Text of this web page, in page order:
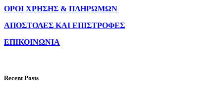
ΟΡΟΙ ΧΡΗΣΗΣ & ΠΛΗΡΩΜΩΝ
ΑΠΟΣΤΟΛΕΣ ΚΑΙ ΕΠΙΣΤΡΟΦΕΣ
ΕΠΙΚΟΙΝΩΝΙΑ
Recent Posts